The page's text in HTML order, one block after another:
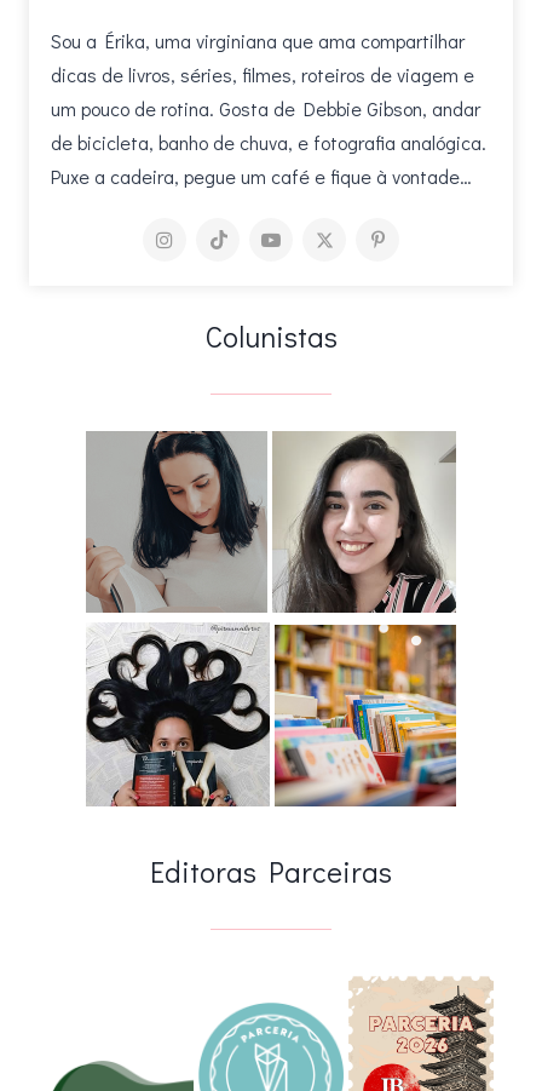
Sou a Érika, uma virginiana que ama compartilhar
dicas de livros, séries, filmes, roteiros de viagem e
um pouco de rotina. Gosta de Debbie Gibson, andar
de bicicleta, banho de chuva, e fotografia analógica.
Puxe a cadeira, pegue um café e fique à vontade…
Colunistas
Editoras Parceiras